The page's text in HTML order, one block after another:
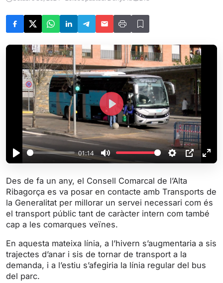
P
a
y
01:14
M
e
S
e
t
t
i
s
P
P
E
t
e
r
u
l
P
l
a
Des de fa un any, el Consell Comarcal de l’Alta
Ribagorça es va posar en contacte amb Transports de
la Generalitat per millorar un servei necessari com és
el transport públic tant de caràcter intern com també
cap a les comarques veïnes.
En aquesta mateixa línia, a l’hivern s’augmentaria a sis
trajectes d’anar i sis de tornar de transport a la
demanda, i a l’estiu s’afegiria la línia regular del bus
del parc.